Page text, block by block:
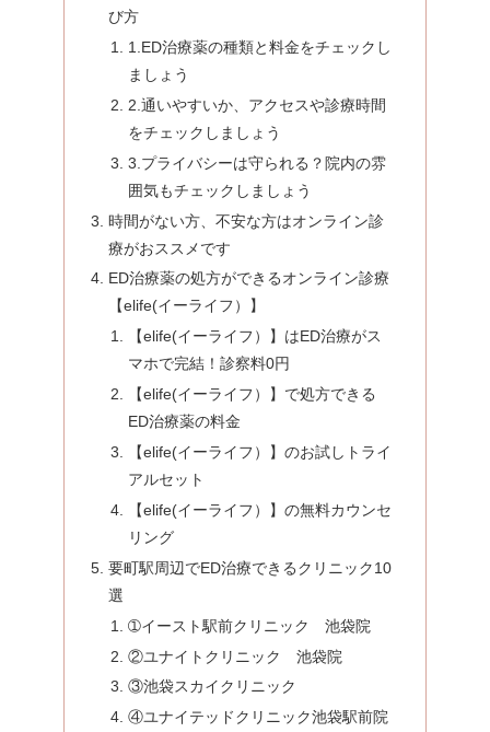
び方
1.ED治療薬の種類と料金をチェックし
ましょう
2.通いやすいか、アクセスや診療時間
をチェックしましょう
3.プライバシーは守られる？院内の雰
囲気もチェックしましょう
時間がない方、不安な方はオンライン診
療がおススメです
ED治療薬の処方ができるオンライン診療
【elife(イーライフ）】
【elife(イーライフ）】はED治療がス
マホで完結！診察料0円
【elife(イーライフ）】で処方できる
ED治療薬の料金
【elife(イーライフ）】のお試しトライ
アルセット
【elife(イーライフ）】の無料カウンセ
リング
要町駅周辺でED治療できるクリニック10
選
➀イースト駅前クリニック 池袋院
②ユナイトクリニック 池袋院
③池袋スカイクリニック
④ユナイテッドクリニック池袋駅前院